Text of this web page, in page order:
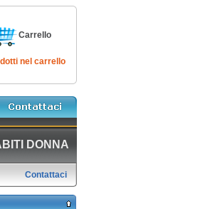
Carrello
nel carrello
DONNA
Contattaci